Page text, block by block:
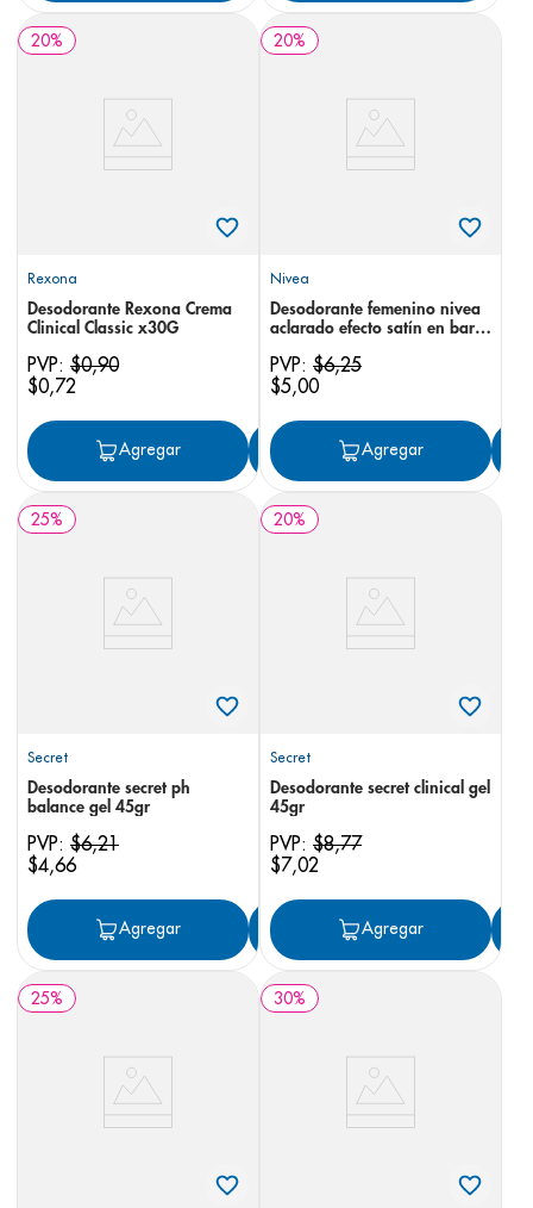
20%
Rexona
Desodorante Rexona Crema
Clinical Classic x30G
PVP: $0,90
$0,72
Agregar Agregar
20%
Nivea
Desodorante femenino nivea
aclarado efecto satín en barra
PVP: $6,25
$5,00
Agregar
25%
Secret
Desodorante secret ph
balance gel 45gr
PVP: $6,21
$4,66
Agregar Agregar
20%
Secret
Desodorante secret clinical gel
45gr
PVP: $8,77
$7,02
Agregar
25% 30%